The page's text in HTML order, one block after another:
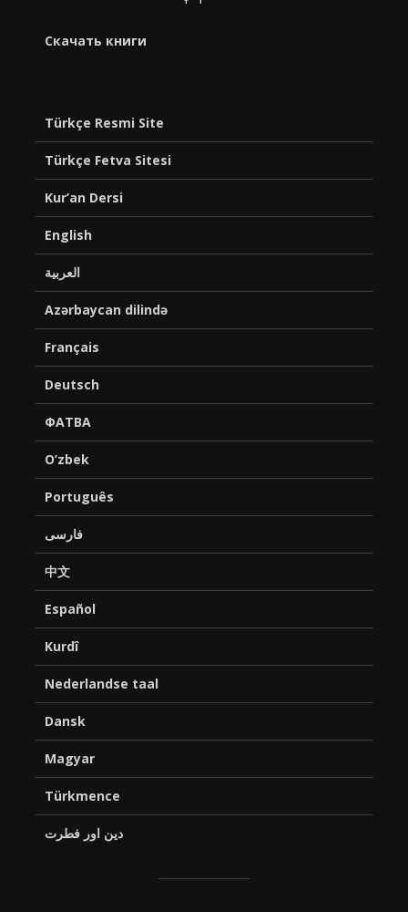
Cкачать книги
Türkçe Resmi Site
Türkçe Fetva Sitesi
Kur’an Dersi
English
العربية
Azərbaycan dilində
Français
Deutsch
ФАТВА
O’zbek
Português
فارسی
中文
Español
Kurdî
Nederlandse taal
Dansk
Magyar
Türkmence
دین اور فطرت